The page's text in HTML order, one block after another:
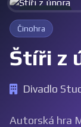
Činohra
Štíři z
Divadlo
Autorská hra